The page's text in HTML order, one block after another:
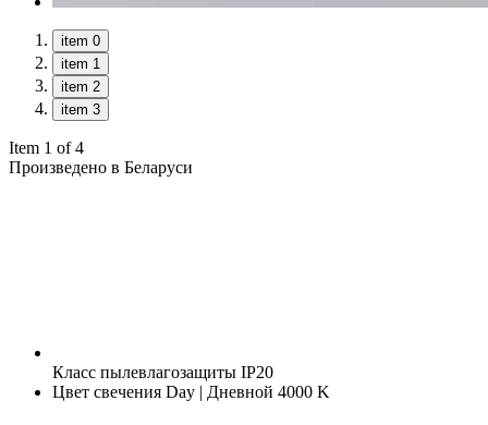
item 0
item 1
item 2
item 3
Item 1 of 4
Произведено в Беларуси
Класс пылевлагозащиты IP20
Цвет свечения Day | Дневной 4000 K